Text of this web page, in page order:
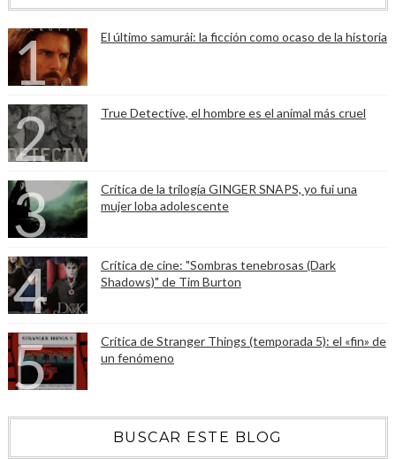
El último samurái: la ficción como ocaso de la historia
True Detective, el hombre es el animal más cruel
Crítica de la trilogía GINGER SNAPS, yo fui una
mujer loba adolescente
Crítica de cine: "Sombras tenebrosas (Dark
Shadows)" de Tim Burton
Crítica de Stranger Things (temporada 5): el «fin» de
un fenómeno
BUSCAR ESTE BLOG